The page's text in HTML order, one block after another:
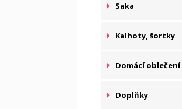
Saka
Kalhoty, šortky
Domácí oblečení
Doplňky